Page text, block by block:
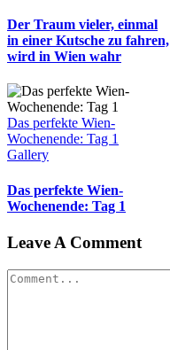
Der Traum vieler, einmal
in einer Kutsche zu fahren,
wird in Wien wahr
Das perfekte Wien-
Wochenende: Tag 1
Gallery
Das perfekte Wien-
Wochenende: Tag 1
Leave A Comment
Comment